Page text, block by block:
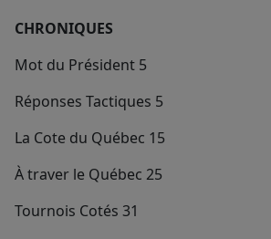
CHRONIQUES
Mot du Président 5
Réponses Tactiques 5
La Cote du Québec 15
À traver le Québec 25
Tournois Cotés 31